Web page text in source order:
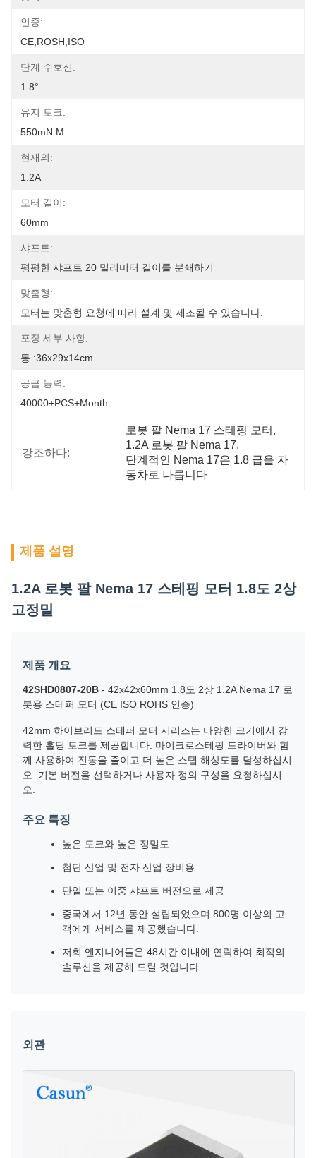
인증:
CE,ROSH,ISO
단계 수호신:
1.8°
유지 토크:
550mN.m
현재의:
1.2A
모터 길이:
60mm
샤프트:
평평한 샤프트 20 밀리미터 길이를 분쇄하기
맞춤형:
모터는 맞춤형 요청에 따라 설계 및 제조될 수 있습니다.
포장 세부 사항:
통 :36x29x14cm
공급 능력:
40000+PCS+Month
강조하다:
로봇 팔 Nema 17 스테핑 모터 ,
1.2A 로봇 팔 Nema 17,
단계적인 Nema 17은 1.8 급을 자
동차로 나릅니다
제품 설명
1.2A 로봇 팔 Nema 17 스테핑 모터 1.8도 2상
고정밀
제품 개요
42SHD0807-20B - 42x42x60mm 1.8도 2상 1.2A Nema 17 로
봇용 스테퍼 모터 (CE ISO ROHS 인증)
42mm 하이브리드 스테퍼 모터 시리즈는 다양한 크기에서 강
력한 홀딩 토크를 제공합니다. 마이크로스테핑 드라이버와 함
께 사용하여 진동을 줄이고 더 높은 스텝 해상도를 달성하십시
오. 기본 버전을 선택하거나 사용자 정의 구성을 요청하십시
오.
주요 특징
높은 토크와 높은 정밀도
첨단 산업 및 전자 산업 장비용
단일 또는 이중 샤프트 버전으로 제공
중국에서 12년 동안 설립되었으며 800명 이상의 고
객에게 서비스를 제공했습니다.
저희 엔지니어들은 48시간 이내에 연락하여 최적의
솔루션을 제공해 드릴 것입니다.
외관